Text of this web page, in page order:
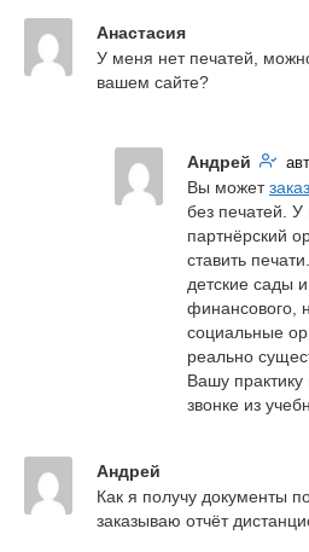
Анастасия
У меня нет печатей,
вашем сайте?
Андрей
Вы может
без печатей.
партнёрский
ставить
детские сады
финансового,
социальные
реально
Вашу практику
звонке из
Андрей
Как я получу документы
заказываю отчёт